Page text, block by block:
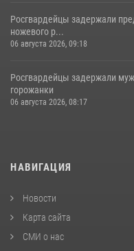
Росгвардейцы задержали
ножевого р...
06 августа 2026, 09:18
Росгвардейцы задержали
горожанки
06 августа 2026, 08:17
НАВИГАЦИЯ
Новости
Карта сайта
СМИ о нас